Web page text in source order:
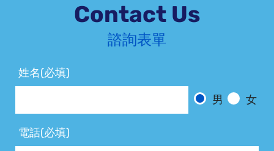
Contact Us
諮詢表單
姓名(必填)
男
女
電話(必填)